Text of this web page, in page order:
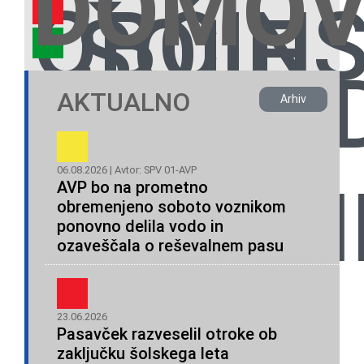
SPV
ŠOLE
IN
VRTCI
AKTUALNO Arhiv
06.08.2026 | Avtor: SPV 01-AVP
AVP bo na prometno
obremenjeno soboto voznikom
ponovno delila vodo in
ozaveščala o reševalnem pasu
23.06.2026
Pasavček razveselil otroke ob
zaključku šolskega leta